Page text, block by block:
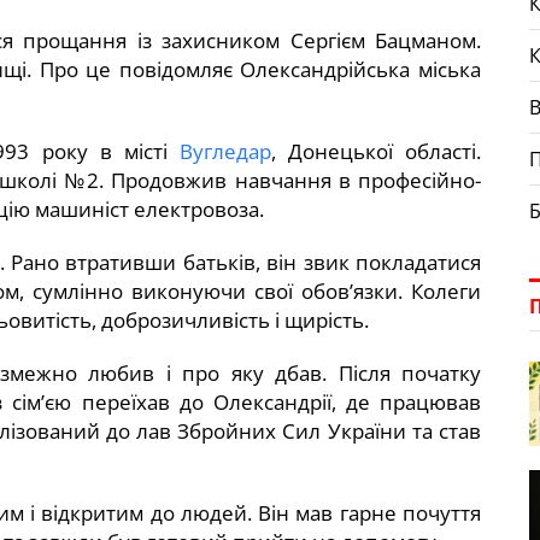
прощання із захисником Сергієм Бацманом.
Про це повідомляє Олександрійська міська
року в місті Вугледар, Донецької області.
школі №2. Продовжив навчання в професійно-
машиніст електровоза.
втративши батьків, він звик покладатися
сумлінно виконуючи свої обов’язки. Колеги
доброзичливість і щирість.
любив і про яку дбав. Після початку
переїхав до Олександрії, де працював
до лав Збройних Сил України та став
і відкритим до людей. Він мав гарне почуття